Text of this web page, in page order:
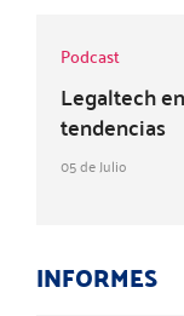
Podcast
Legaltech
tendencias
05 de Julio
INFORMES